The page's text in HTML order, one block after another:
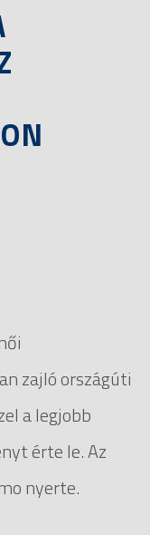
zajló országúti
a legjobb
érte le. Az
nyerte.